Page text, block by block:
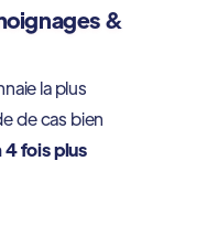
&
la plus
de cas bien
4 fois plus